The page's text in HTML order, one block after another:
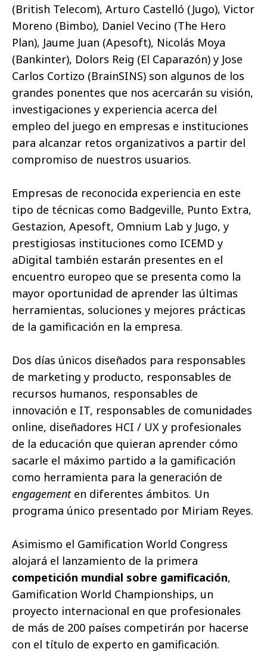
(British Telecom), Arturo Castelló (Jugo), Victor
Moreno (Bimbo), Daniel Vecino (The Hero
Plan), Jaume Juan (Apesoft), Nicolás Moya
(Bankinter), Dolors Reig (El Caparazón) y Jose
Carlos Cortizo (BrainSINS) son algunos de los
grandes ponentes que nos acercarán su visión,
investigaciones y experiencia acerca del
empleo del juego en empresas e instituciones
para alcanzar retos organizativos a partir del
compromiso de nuestros usuarios.
Empresas de reconocida experiencia en este
tipo de técnicas como Badgeville, Punto Extra,
Gestazion, Apesoft, Omnium Lab y Jugo, y
prestigiosas instituciones como ICEMD y
aDigital también estarán presentes en el
encuentro europeo que se presenta como la
mayor oportunidad de aprender las últimas
herramientas, soluciones y mejores prácticas
de la gamificación en la empresa.
Dos días únicos diseñados para responsables
de marketing y producto, responsables de
recursos humanos, responsables de
innovación e IT, responsables de comunidades
online, diseñadores HCI / UX y profesionales
de la educación que quieran aprender cómo
sacarle el máximo partido a la gamificación
como herramienta para la generación de
engagementen diferentes ámbitos. Un
programa único presentado por Miriam Reyes.
Asimismo el Gamification World Congress
alojará el lanzamiento de la primera
competición mundial sobre gamificación,
Gamification World Championships, un
proyecto internacional en que profesionales
de más de 200 países competirán por hacerse
con el título de experto en gamificación.